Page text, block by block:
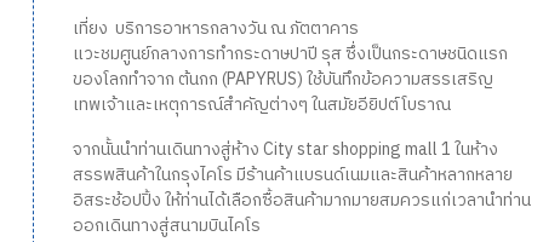
เที่ยง บริการอาหารกลางวัน ณ ภัตตาคาร
แวะชมศูนย์กลางการทำกระดาษปาปี รุส ซึ่งเป็นกระดาษชนิดแรก
ของโลกทำจาก ต้นกก (PAPYRUS) ใช้บันทึกข้อความสรรเสริญ
เทพเจ้าและเหตุการณ์สำคัญต่างๆ ในสมัยอียิปต์โบราณ
จากนั้นนำท่านเดินทางสู่ห้าง City star shopping mall 1 ในห้าง
สรรพสินค้าในกรุงไคโร มีร้านค้าแบรนด์เนมและสินค้าหลากหลาย
อิสระช้อปปิ้ง ให้ท่านได้เลือกซื้อสินค้ามากมายสมควรแก่เวลานำท่าน
ออกเดินทางสู่สนามบินไคโร